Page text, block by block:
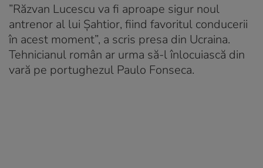
”Răzvan Lucescu va fi aproape sigur noul
antrenor al lui Șahtior, fiind favoritul conducerii
în acest moment”, a scris presa din Ucraina.
Tehnicianul român ar urma să-l înlocuiască din
vară pe portughezul Paulo Fonseca.